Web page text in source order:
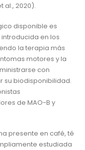
al., 2020).
disponible es
en los
la terapia más
motores y la
con
su biodisponibilidad.
de MAO-B y
presente en café, té
estudiada